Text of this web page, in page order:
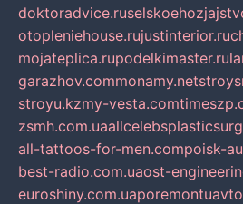
doktoradvice.ru
otopleniehouse.rujustinterior.ru
mojateplica.rupodelkimaster.ru
garazhov.commonamy.net
stroyu.kzmy-vesta.com
zsmh.com.ua
all-tattoos-for-men.compoisk-
best-radio.com.uaost-
euroshiny.com.ua